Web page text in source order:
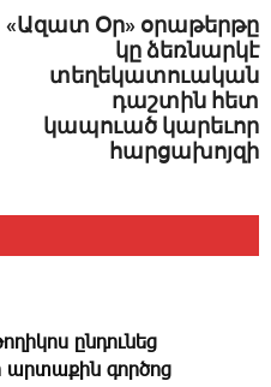
«Ազատ Օր» օրաթերթը
կը ձեռնարկէ
տեղեկատուական
դաշտին հետ
կապուած կարեւոր
հարցախոյզի
ընդունեց
արտաքին գործոց